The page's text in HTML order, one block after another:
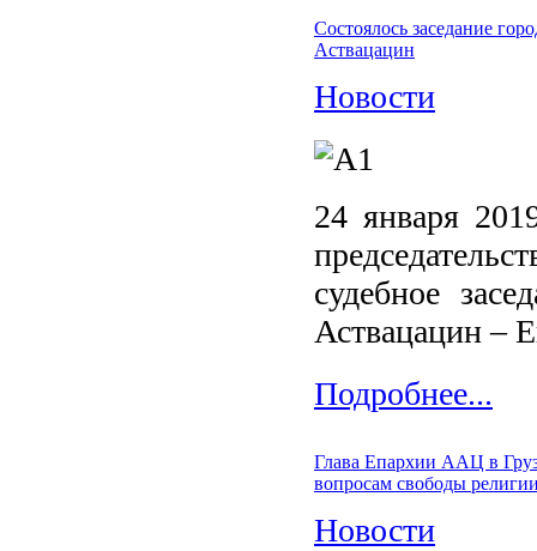
Состоялось заседание
Аствацацин
Новости
24 января
судебное
Аствацацин –
Подробнее...
Глава Епархии ААЦ в
вопросам свободы
Новости